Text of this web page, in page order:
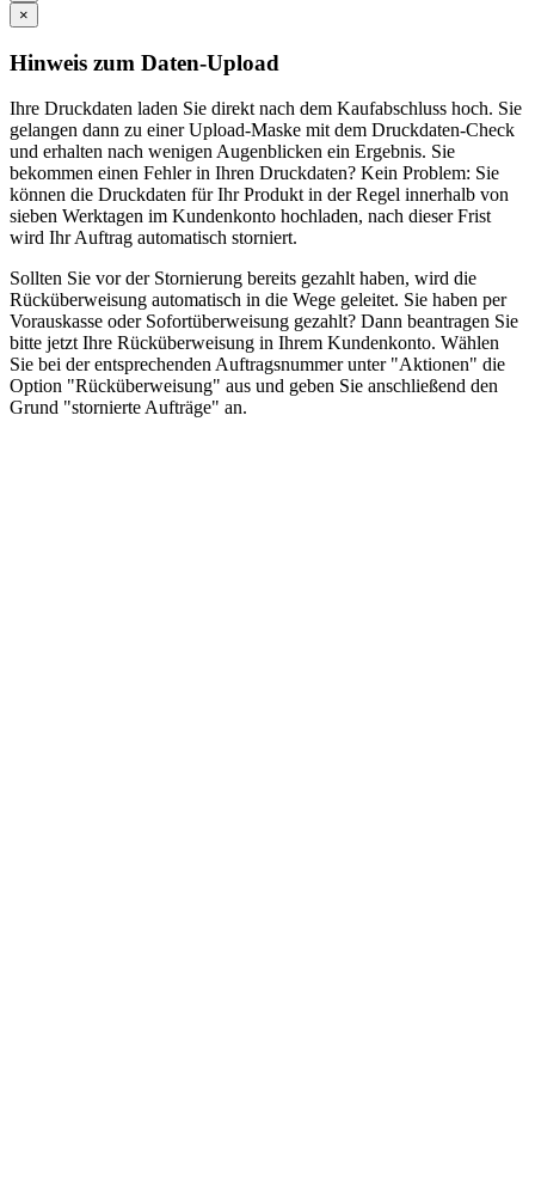
×
Hinweis zum Daten-Upload
Ihre Druckdaten laden Sie direkt nach dem Kaufabschluss hoch. Sie
gelangen dann zu einer Upload-Maske mit dem Druckdaten-Check
und erhalten nach wenigen Augenblicken ein Ergebnis. Sie
bekommen einen Fehler in Ihren Druckdaten? Kein Problem: Sie
können die Druckdaten für Ihr Produkt in der Regel innerhalb von
sieben Werktagen im Kundenkonto hochladen, nach dieser Frist
wird Ihr Auftrag automatisch storniert.
Sollten Sie vor der Stornierung bereits gezahlt haben, wird die
Rücküberweisung automatisch in die Wege geleitet. Sie haben per
Vorauskasse oder Sofortüberweisung gezahlt? Dann beantragen Sie
bitte jetzt Ihre Rücküberweisung in Ihrem Kundenkonto. Wählen
Sie bei der entsprechenden Auftragsnummer unter "Aktionen" die
Option "Rücküberweisung" aus und geben Sie anschließend den
Grund "stornierte Aufträge" an.